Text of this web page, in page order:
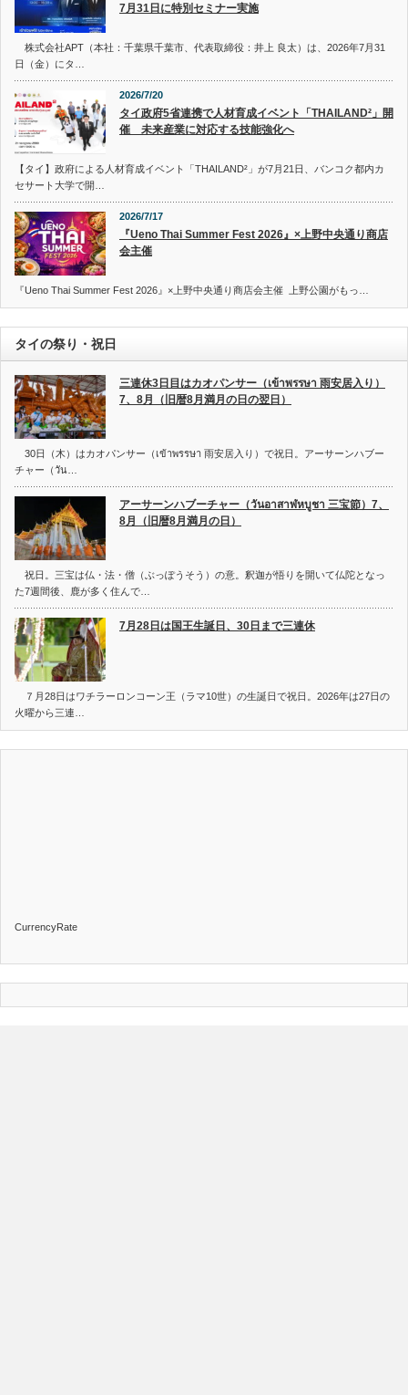
7月31日に特別セミナー実施
株式会社APT（本社：千葉県千葉市、代表取締役：井上 良太）は、2026年7月31
日（金）にタ…
2026/7/20
タイ政府5省連携で人材育成イベント「THAILAND²」開
催 未来産業に対応する技能強化へ
【タイ】政府による人材育成イベント「THAILAND²」が7月21日、バンコク都内カ
セサート大学で開…
2026/7/17
『Ueno Thai Summer Fest 2026』×上野中央通り商店
会主催
『Ueno Thai Summer Fest 2026』×上野中央通り商店会主催 上野公園がもっ…
タイの祭り・祝日
三連休3日目はカオパンサー（เข้าพรรษา 雨安居入り）
7、8月（旧暦8月満月の日の翌日）
30日（木）はカオパンサー（เข้าพรรษา 雨安居入り）で祝日。アーサーンハブー
チャー（วัน…
アーサーンハブーチャー（วันอาสาฬหบูชา 三宝節）7、
8月（旧暦8月満月の日）
祝日。三宝は仏・法・僧（ぶっぽうそう）の意。釈迦が悟りを開いて仏陀となっ
た7週間後、鹿が多く住んで…
7月28日は国王生誕日、30日まで三連休
７月28日はワチラーロンコーン王（ラマ10世）の生誕日で祝日。2026年は27日の
火曜から三連…
CurrencyRate